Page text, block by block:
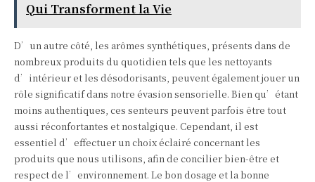
Qui Transforment la Vie
D’un autre côté, les arômes synthétiques, présents dans de
nombreux produits du quotidien tels que les nettoyants
d’intérieur et les désodorisants, peuvent également jouer un
rôle significatif dans notre évasion sensorielle. Bien qu’étant
moins authentiques, ces senteurs peuvent parfois être tout
aussi réconfortantes et nostalgique. Cependant, il est
essentiel d’effectuer un choix éclairé concernant les
produits que nous utilisons, afin de concilier bien-être et
respect de l’environnement. Le bon dosage et la bonne